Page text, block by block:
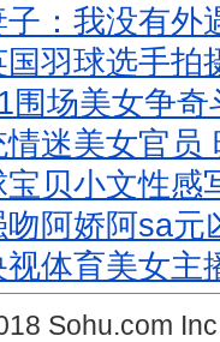
：我没有外
羽球选手拍
围场美女争
迷美女官员
贝小文性感
阿娇阿sa元
视体育美女主
Sohu.com